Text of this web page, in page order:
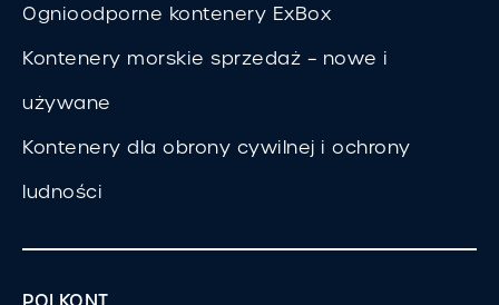
Ognioodporne kontenery ExBox
Kontenery morskie sprzedaż – nowe i
używane
Kontenery dla obrony cywilnej i ochrony
ludności